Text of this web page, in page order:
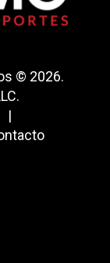
© 2026.